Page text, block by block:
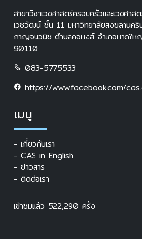
สาขาวิชาเวชศาสตร์ครอบครัวและเวชศา
เวชวัฒน์ ชั้น 11 มหาวิทยาลัยสงขลานค
กาญจนวนิช ตำบลคอหงส์ อำเภอหาดใ
90110
083-5775533
https://www.facebook.com/
เมนู
- เกี่ยวกับเรา
- CAS in English
- ข่าวสาร
- ติดต่อเรา
เข้าชมแล้ว 522,290 ครั้ง